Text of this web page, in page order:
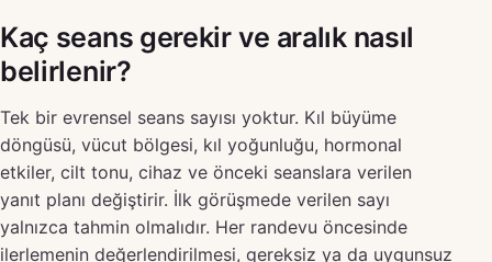
Kaç seans gerekir ve aralık nasıl
belirlenir?
Tek bir evrensel seans sayısı yoktur. Kıl büyüme
döngüsü, vücut bölgesi, kıl yoğunluğu, hormonal
etkiler, cilt tonu, cihaz ve önceki seanslara verilen
yanıt planı değiştirir. İlk görüşmede verilen sayı
yalnızca tahmin olmalıdır. Her randevu öncesinde
ilerlemenin değerlendirilmesi, gereksiz ya da uygunsuz